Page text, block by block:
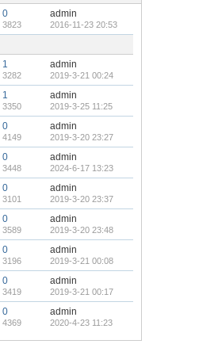
0
3823
admin
2016-11-23 20:53
1
3282
admin
2019-3-21 00:24
1
3350
admin
2019-3-25 11:25
0
4149
admin
2019-3-20 23:27
0
3448
admin
2024-6-17 13:23
0
3101
admin
2019-3-20 23:37
0
3589
admin
2019-3-20 23:48
0
3196
admin
2019-3-21 00:08
0
3419
admin
2019-3-21 00:17
0
4369
admin
2020-4-23 11:23